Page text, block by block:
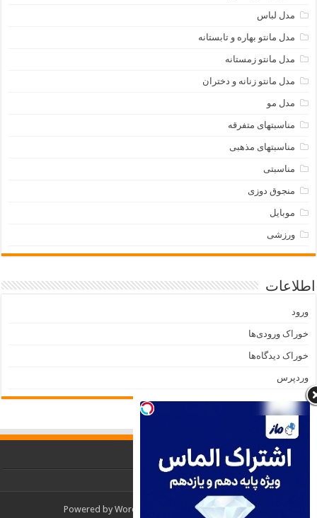
مدل لباس
مدل مانتو بهاره و تابستانه
مدل مانتو زمستانه
مدل مانتو زنانه و دختران
مدل مو
مناسبتهای متفرقه
مناسبتهای مذهبی
مناسبتی
منجوق دوزی
موبایل
ورزشی
اطلاعات
ورود
خوراک ورودی‌ها
خوراک دیدگاه‌ها
وردپرس
Powered by WordPress | Designed byTieLabs